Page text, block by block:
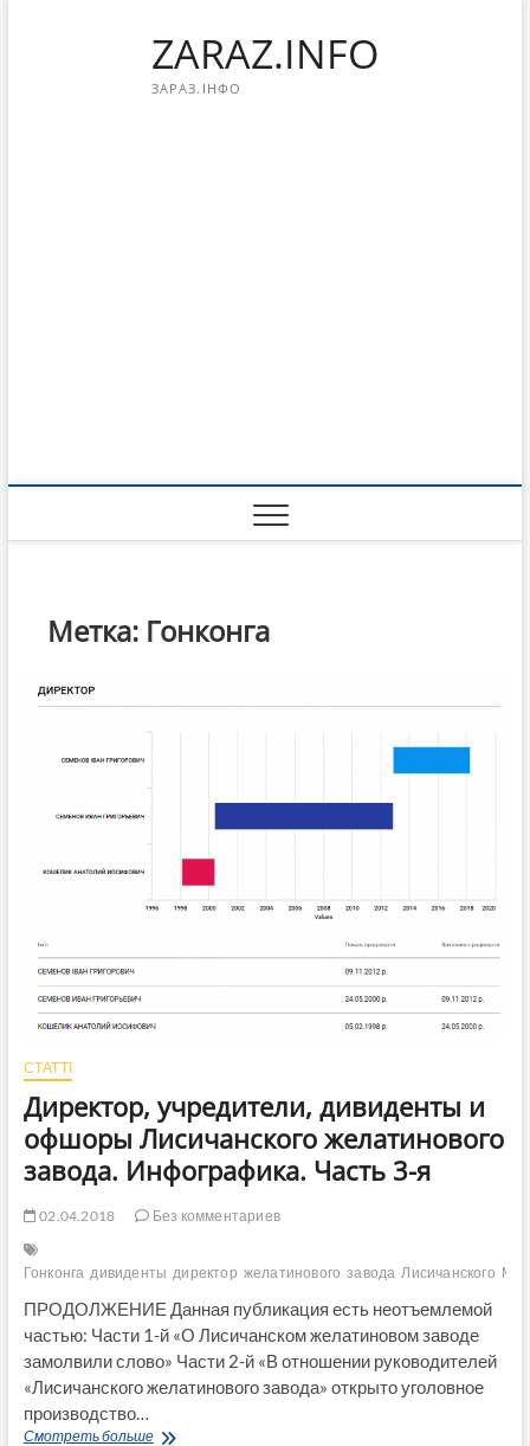
ZARAZ.INFO
ЗАРАЗ.ІНФО
Метка: Гонконга
СТАТТІ
Директор, учредители, дивиденты и
офшоры Лисичанского желатинового
завода. Инфографика. Часть 3-я
02.04.2018 Без комментариев
Гонконга дивиденты директор желатинового завода Лисичанского
ПРОДОЛЖЕНИЕ Данная публикация есть неотъемлемой
частью: Части 1-й «О Лисичанском желатиновом заводе
замолвили слово» Части 2-й «В отношении руководителей
«Лисичанского желатинового завода» открыто уголовное
производство…
Смотреть большеДиректор,